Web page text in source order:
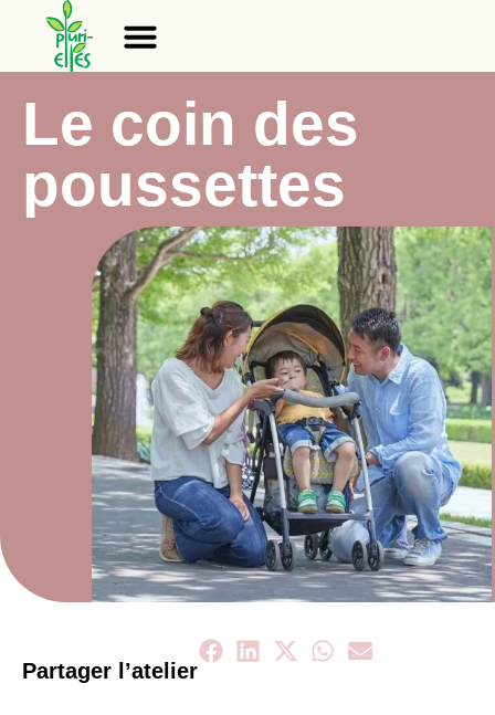
Le coin des
poussettes
Partager l’atelier